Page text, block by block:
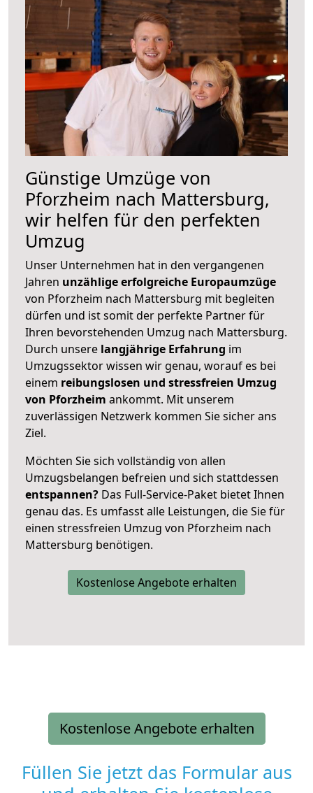
Günstige Umzüge von
Pforzheim nach Mattersburg,
wir helfen für den perfekten
Umzug
Unser Unternehmen hat in den vergangenen
Jahren unzählige erfolgreiche Europaumzüge
von Pforzheim nach Mattersburg mit begleiten
dürfen und ist somit der perfekte Partner für
Ihren bevorstehenden Umzug nach Mattersburg.
Durch unsere langjährige Erfahrung im
Umzugssektor wissen wir genau, worauf es bei
einem reibungslosen und stressfreien Umzug
von Pforzheim ankommt. Mit unserem
zuverlässigen Netzwerk kommen Sie sicher ans
Ziel.
Möchten Sie sich vollständig von allen
Umzugsbelangen befreien und sich stattdessen
entspannen? Das Full-Service-Paket bietet Ihnen
genau das. Es umfasst alle Leistungen, die Sie für
einen stressfreien Umzug von Pforzheim nach
Mattersburg benötigen.
Kostenlose Angebote erhalten
Kostenlose Angebote erhalten
Füllen Sie jetzt das Formular aus